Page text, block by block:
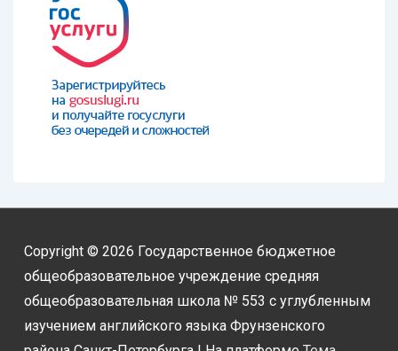
Copyright © 2026 Государственное бюджетное
общеобразовательное учреждение средняя
общеобразовательная школа № 553 с углубленным
изучением английского языка Фрунзенского